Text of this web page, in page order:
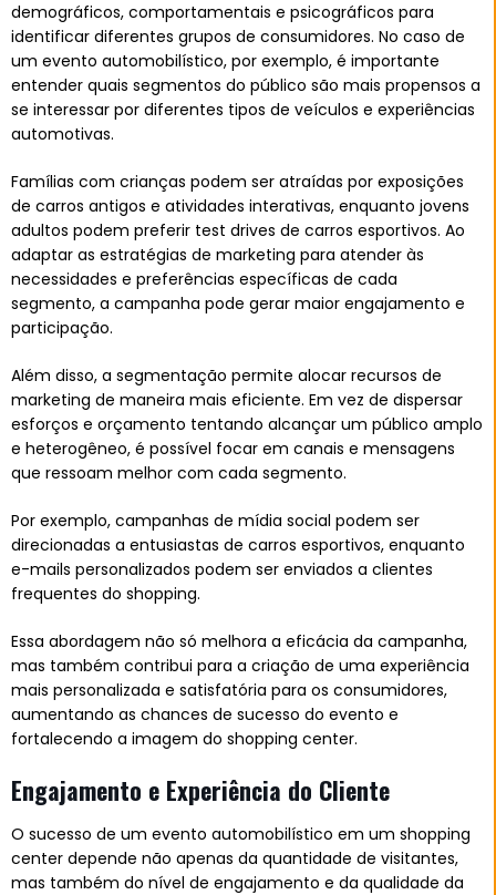
demográficos, comportamentais e psicográficos para
identificar diferentes grupos de consumidores. No caso de
um evento automobilístico, por exemplo, é importante
entender quais segmentos do público são mais propensos a
se interessar por diferentes tipos de veículos e experiências
automotivas.
Famílias com crianças podem ser atraídas por exposições
de carros antigos e atividades interativas, enquanto jovens
adultos podem preferir test drives de carros esportivos. Ao
adaptar as estratégias de marketing para atender às
necessidades e preferências específicas de cada
segmento, a campanha pode gerar maior engajamento e
participação.
Além disso, a segmentação permite alocar recursos de
marketing de maneira mais eficiente. Em vez de dispersar
esforços e orçamento tentando alcançar um público amplo
e heterogêneo, é possível focar em canais e mensagens
que ressoam melhor com cada segmento.
Por exemplo, campanhas de mídia social podem ser
direcionadas a entusiastas de carros esportivos, enquanto
e-mails personalizados podem ser enviados a clientes
frequentes do shopping.
Essa abordagem não só melhora a eficácia da campanha,
mas também contribui para a criação de uma experiência
mais personalizada e satisfatória para os consumidores,
aumentando as chances de sucesso do evento e
fortalecendo a imagem do shopping center.
Engajamento e Experiência do Cliente
O sucesso de um evento automobilístico em um shopping
center depende não apenas da quantidade de visitantes,
mas também do nível de engajamento e da qualidade da